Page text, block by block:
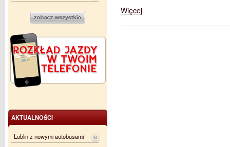
Więcej
AKTUALNOŚCI
Lublin z nowymi autobusami